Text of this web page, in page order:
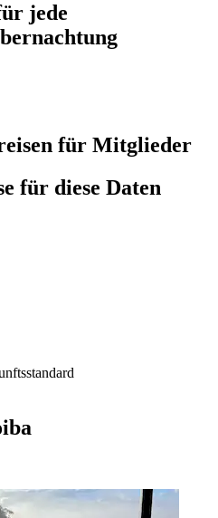
jede
für Mitglieder
für diese Daten